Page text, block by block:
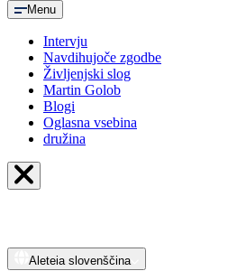
Menu
Intervju
Navdihujoče zgodbe
Življenjski slog
Martin Golob
Blogi
Oglasna vsebina
družina
Aleteia slovenščina